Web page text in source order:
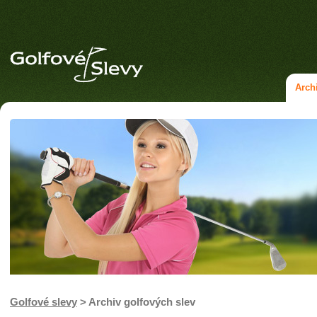
Golfové slevy > Archiv golfových slev